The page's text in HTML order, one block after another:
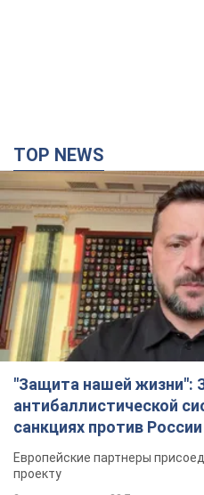
TOP NEWS
"Защита нашей жизни":
антибаллистической
санкциях против
Видео
Европейские партнеры
проекту